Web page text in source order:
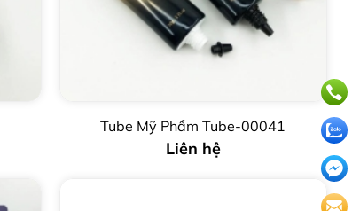
Tube Mỹ Phẩm Tube-00041
Liên hệ